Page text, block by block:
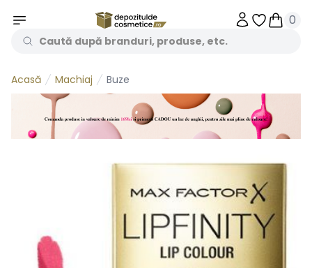
Obiecte
0
Acasă Machiaj Buze